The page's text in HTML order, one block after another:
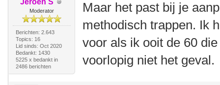
Jeroen S
Moderator
Berichten: 2.643
Topics: 16
Lid sinds: Oct 2020
Bedankt: 1430
5225 x bedankt in
2486 berichten
Maar het past bij je
methodisch trappen. Ik
voor als ik ooit de 60
voorlopig niet het geval.